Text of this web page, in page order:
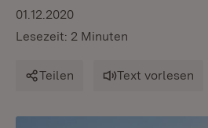
01.12.2020
Lesezeit: 2 Minuten
Teilen Text vorlesen